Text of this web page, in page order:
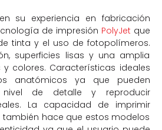
su experiencia en fabricación
de impresión PolyJet que
tinta y el uso de fotopolímeros.
superficies lisas y una amplia
colores. Características ideales
anatómicos ya que pueden
de detalle y reproducir
La capacidad de imprimir
también hace que estos modelos